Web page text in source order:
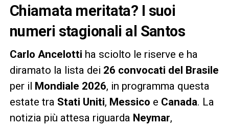
Chiamata meritata? I suoi
numeri stagionali al Santos
Carlo Ancelotti ha sciolto le riserve e ha
diramato la lista dei 26 convocati del Brasile
per il Mondiale 2026, in programma questa
estate tra Stati Uniti, Messico e Canada. La
notizia più attesa riguarda Neymar,